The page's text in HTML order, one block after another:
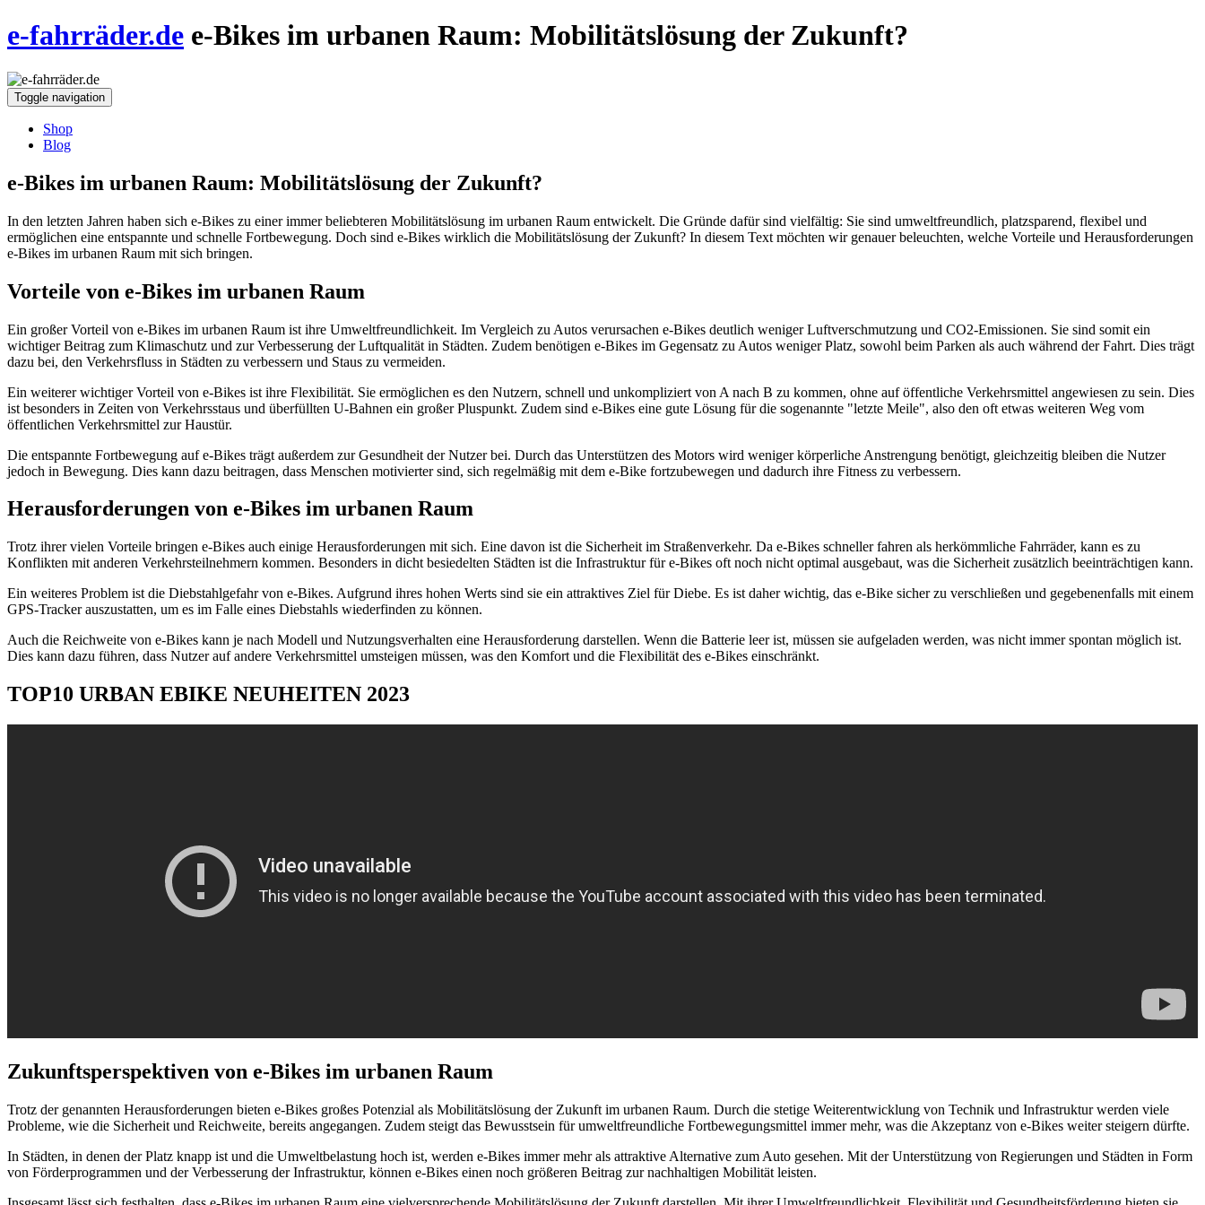
e-fahrräder.de e-Bikes im urbanen Raum: Mobilitätslösung der Zukunft?
Toggle navigation
Shop
Blog
e-Bikes im urbanen Raum: Mobilitätslösung der Zukunft?
In den letzten Jahren haben sich e-Bikes zu einer immer beliebteren Mobilitätslösung im urbanen Raum entwickelt. Die Gründe dafür sind vielfältig: Sie sind umweltfreundlich, platzsparend, flexibel und
ermöglichen eine entspannte und schnelle Fortbewegung. Doch sind e-Bikes wirklich die Mobilitätslösung der Zukunft? In diesem Text möchten wir genauer beleuchten, welche Vorteile und Herausforderungen
e-Bikes im urbanen Raum mit sich bringen.
Vorteile von e-Bikes im urbanen Raum
Ein großer Vorteil von e-Bikes im urbanen Raum ist ihre Umweltfreundlichkeit. Im Vergleich zu Autos verursachen e-Bikes deutlich weniger Luftverschmutzung und CO2-Emissionen. Sie sind somit ein
wichtiger Beitrag zum Klimaschutz und zur Verbesserung der Luftqualität in Städten. Zudem benötigen e-Bikes im Gegensatz zu Autos weniger Platz, sowohl beim Parken als auch während der Fahrt. Dies trägt
dazu bei, den Verkehrsfluss in Städten zu verbessern und Staus zu vermeiden.
Ein weiterer wichtiger Vorteil von e-Bikes ist ihre Flexibilität. Sie ermöglichen es den Nutzern, schnell und unkompliziert von A nach B zu kommen, ohne auf öffentliche Verkehrsmittel angewiesen zu sein. Dies
ist besonders in Zeiten von Verkehrsstaus und überfüllten U-Bahnen ein großer Pluspunkt. Zudem sind e-Bikes eine gute Lösung für die sogenannte "letzte Meile", also den oft etwas weiteren Weg vom
öffentlichen Verkehrsmittel zur Haustür.
Die entspannte Fortbewegung auf e-Bikes trägt außerdem zur Gesundheit der Nutzer bei. Durch das Unterstützen des Motors wird weniger körperliche Anstrengung benötigt, gleichzeitig bleiben die Nutzer
jedoch in Bewegung. Dies kann dazu beitragen, dass Menschen motivierter sind, sich regelmäßig mit dem e-Bike fortzubewegen und dadurch ihre Fitness zu verbessern.
Herausforderungen von e-Bikes im urbanen Raum
Trotz ihrer vielen Vorteile bringen e-Bikes auch einige Herausforderungen mit sich. Eine davon ist die Sicherheit im Straßenverkehr. Da e-Bikes schneller fahren als herkömmliche Fahrräder, kann es zu
Konflikten mit anderen Verkehrsteilnehmern kommen. Besonders in dicht besiedelten Städten ist die Infrastruktur für e-Bikes oft noch nicht optimal ausgebaut, was die Sicherheit zusätzlich beeinträchtigen kann.
Ein weiteres Problem ist die Diebstahlgefahr von e-Bikes. Aufgrund ihres hohen Werts sind sie ein attraktives Ziel für Diebe. Es ist daher wichtig, das e-Bike sicher zu verschließen und gegebenenfalls mit einem
GPS-Tracker auszustatten, um es im Falle eines Diebstahls wiederfinden zu können.
Auch die Reichweite von e-Bikes kann je nach Modell und Nutzungsverhalten eine Herausforderung darstellen. Wenn die Batterie leer ist, müssen sie aufgeladen werden, was nicht immer spontan möglich ist.
Dies kann dazu führen, dass Nutzer auf andere Verkehrsmittel umsteigen müssen, was den Komfort und die Flexibilität des e-Bikes einschränkt.
TOP10 URBAN EBIKE NEUHEITEN 2023
Zukunftsperspektiven von e-Bikes im urbanen Raum
Trotz der genannten Herausforderungen bieten e-Bikes großes Potenzial als Mobilitätslösung der Zukunft im urbanen Raum. Durch die stetige Weiterentwicklung von Technik und Infrastruktur werden viele
Probleme, wie die Sicherheit und Reichweite, bereits angegangen. Zudem steigt das Bewusstsein für umweltfreundliche Fortbewegungsmittel immer mehr, was die Akzeptanz von e-Bikes weiter steigern dürfte.
In Städten, in denen der Platz knapp ist und die Umweltbelastung hoch ist, werden e-Bikes immer mehr als attraktive Alternative zum Auto gesehen. Mit der Unterstützung von Regierungen und Städten in Form
von Förderprogrammen und der Verbesserung der Infrastruktur, können e-Bikes einen noch größeren Beitrag zur nachhaltigen Mobilität leisten.